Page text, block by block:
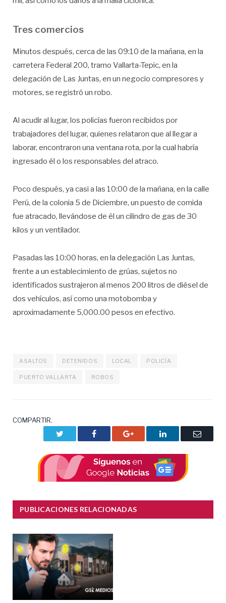
Tres comercios
Minutos después, cerca de las 09:10 de la mañana, en la
carretera Federal 200, tramo Vallarta-Tepic, en la
delegación de Las Juntas, en un negocio compresores y
motores, se registró un robo.
Al acudir al lugar, los policías fueron recibidos por
trabajadores del lugar, quienes relataron que al llegar a
laborar, encontraron una ventana rota, por la cual habría
ingresado él o los responsables del atraco.
Poco después, ya casi a las 10:00 de la mañana, en la calle
Perú, de la colonia 5 de Diciembre, un puesto de comida
fue atracado, llevándose de él un cilindro de gas de 30
kilos y un ventilador.
Pasadas las 10:00 horas, en la delegación Las Juntas,
frente a un establecimiento de grúas, sujetos no
identificados sustrajeron al menos 200 litros de diésel de
dos vehículos, así como una motobomba y
aproximadamente 5,000.00 pesos en efectivo.
ASALTOS DETENIDOS LOCAL POLICÍA
PUERTO VALLARTA ROBOS
COMPARTIR.
Facebook Google+ LinkedIn
Correo
PUBLICACIONES RELACIONADAS